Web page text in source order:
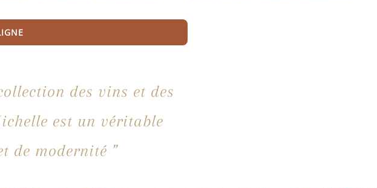
des vins et des
est un véritable
de modernité ”